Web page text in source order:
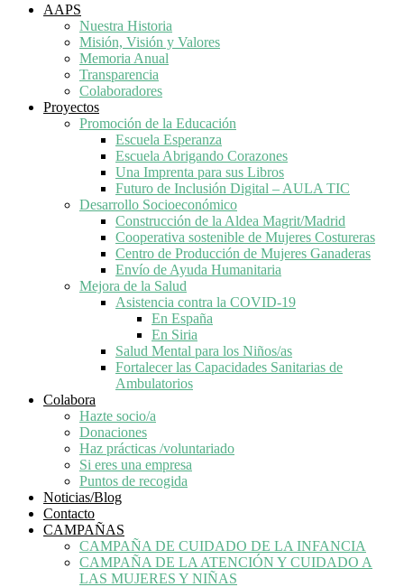
AAPS
Nuestra Historia
Misión, Visión y Valores
Memoria Anual
Transparencia
Colaboradores
Proyectos
Promoción de la Educación
Escuela Esperanza
Escuela Abrigando Corazones
Una Imprenta para sus Libros
Futuro de Inclusión Digital – AULA TIC
Desarrollo Socioeconómico
Construcción de la Aldea Magrit/Madrid
Cooperativa sostenible de Mujeres Costureras
Centro de Producción de Mujeres Ganaderas
Envío de Ayuda Humanitaria
Mejora de la Salud
Asistencia contra la COVID-19
En España
En Siria
Salud Mental para los Niños/as
Fortalecer las Capacidades Sanitarias de
Ambulatorios
Colabora
Hazte socio/a
Donaciones
Haz prácticas /voluntariado
Si eres una empresa
Puntos de recogida
Noticias/Blog
Contacto
CAMPAÑAS
CAMPAÑA DE CUIDADO DE LA INFANCIA
CAMPAÑA DE LA ATENCIÓN Y CUIDADO A
LAS MUJERES Y NIÑAS